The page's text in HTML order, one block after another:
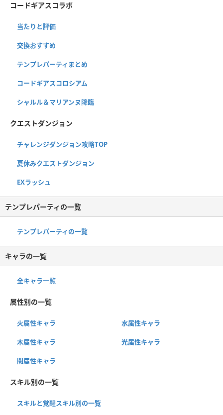
コードギアスコラボ
当たりと評価
交換おすすめ
テンプレパーティまとめ
コードギアスコロシアム
シャルル＆マリアンヌ降臨
クエストダンジョン
チャレンジダンジョン攻略TOP
夏休みクエストダンジョン
EXラッシュ
テンプレパーティの一覧
テンプレパーティの一覧
キャラの一覧
全キャラ一覧
属性別の一覧
火属性キャラ 水属性キャラ
木属性キャラ 光属性キャラ
闇属性キャラ
スキル別の一覧
スキルと覚醒スキル別の一覧